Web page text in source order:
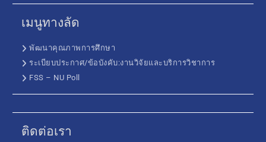
เมนูทางลัด
พัฒนาคุณภาพการศึกษา
ระเบียบประกาศ/ข้อบังคับ:งานวิจัยและบริการวิชาการ
FSS – NU Poll
ติดต่อเรา